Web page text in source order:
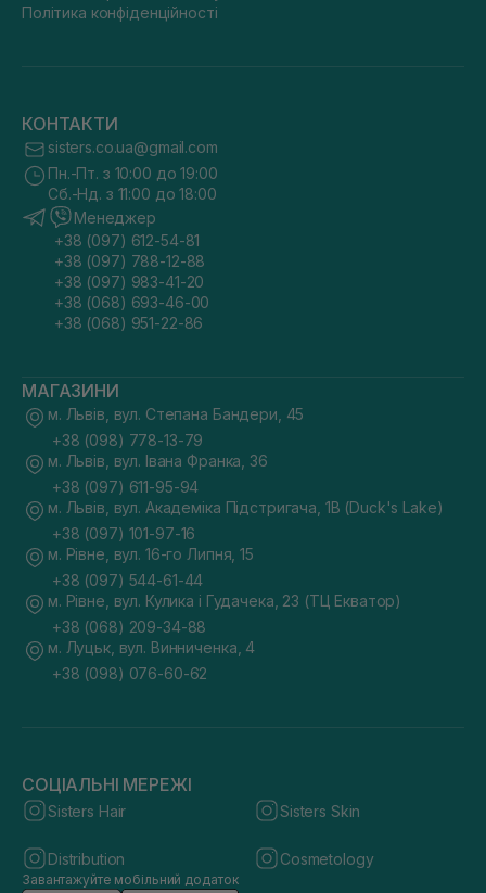
Політика конфіденційності
КОНТАКТИ
sisters.co.ua@gmail.com
Пн.-Пт. з 10:00 до 19:00
Сб.-Нд. з 11:00 до 18:00
Менеджер
+38 (097) 612-54-81
+38 (097) 788-12-88
+38 (097) 983-41-20
+38 (068) 693-46-00
+38 (068) 951-22-86
МАГАЗИНИ
м. Львів, вул. Степана Бандери, 45
+38 (098) 778-13-79
м. Львів, вул. Івана Франка, 36
+38 (097) 611-95-94
м. Львів, вул. Академіка Підстригача, 1В (Duck's Lake)
+38 (097) 101-97-16
м. Рівне, вул. 16-го Липня, 15
+38 (097) 544-61-44
м. Рівне, вул. Кулика і Гудачека, 23 (ТЦ Екватор)
+38 (068) 209-34-88
м. Луцьк, вул. Винниченка, 4
+38 (098) 076-60-62
СОЦІАЛЬНІ МЕРЕЖІ
Sisters Hair Sisters Skin
Distribution Cosmetology
Завантажуйте мобільний додаток